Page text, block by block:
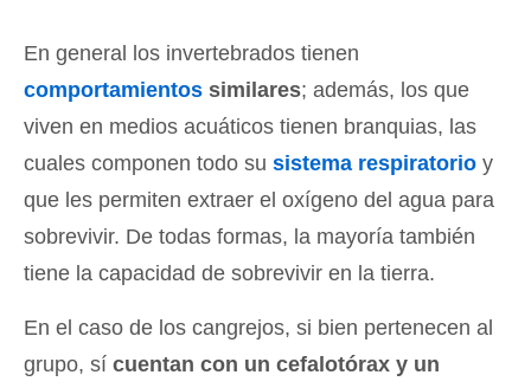
En general los invertebrados tienen
comportamientos similares; además, los que
viven en medios acuáticos tienen branquias, las
cuales componen todo su sistema respiratorio y
que les permiten extraer el oxígeno del agua para
sobrevivir. De todas formas, la mayoría también
tiene la capacidad de sobrevivir en la tierra.
En el caso de los cangrejos, si bien pertenecen al
grupo, sí cuentan con un cefalotórax y un